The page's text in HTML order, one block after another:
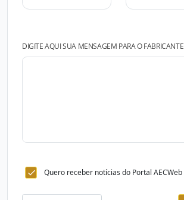
DIGITE AQUI SUA MENSAGEM PARA O FABRICANTE
Quero receber notícias do Portal AECWeb